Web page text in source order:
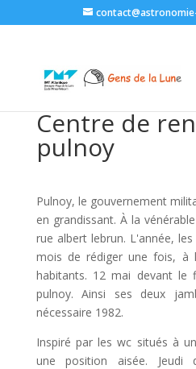
Centre de
pulnoy
Pulnoy, le gouvernement
en grandissant. À la
rue albert lebrun. L'année,
mois de rédiger une fois, à
habitants. 12 mai devant le
pulnoy. Ainsi ses deux
nécessaire 1982.
Inspiré par les wc situés à
une position aisée.